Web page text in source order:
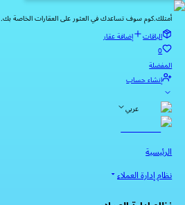
أمتلك.كوم سوف تساعدك في العثور على العقارات الخاصة بك.
الباقات
إضافة عقار
0
المفضلة
إنشاء حساب
عربي
الرئيسية
نظام إدارة العملاء